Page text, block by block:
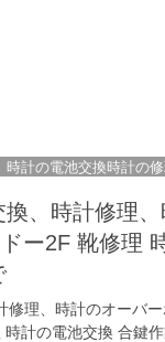
時計の電池交換時計の
、時計修理
ー2F 靴修理
修理、時計のオーバ
計の電池交換 合鍵